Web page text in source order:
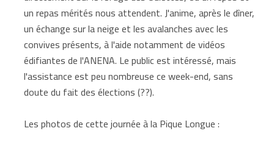
un repas mérités nous attendent. J'anime, après le dîner,
un échange sur la neige et les avalanches avec les
convives présents, à l'aide notamment de vidéos
édifiantes de l'ANENA. Le public est intéressé, mais
l'assistance est peu nombreuse ce week-end, sans
doute du fait des élections (??).
Les photos de cette journée à la Pique Longue :